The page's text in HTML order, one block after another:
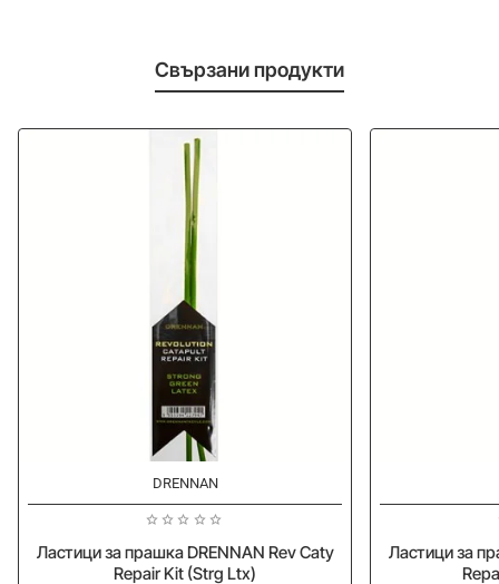
Свързани продукти
DRENNAN
Ластици за прашка DRENNAN Rev Caty
Repair Kit (Strg Ltx)
Ластици за